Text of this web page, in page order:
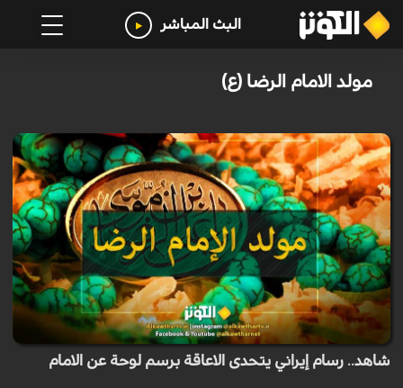
البث المباشر
مولد الامام الرضا (ع)
شاهد.. رسام إيراني يتحدى الاعاقة برسم لوحة عن الامام